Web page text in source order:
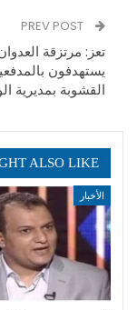
تعز: مرتزقة
يستهدفون
القشوبة بمديرية
ALSO LIKE
الأخبار